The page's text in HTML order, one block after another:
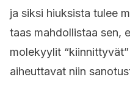
ja siksi hiuksista tulee
taas mahdollistaa sen,
molekyylit
aiheuttavat niin